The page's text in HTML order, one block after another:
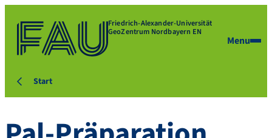
Friedrich-Alexander-Universität
GeoZentrum Nordbayern EN
Menu
Start